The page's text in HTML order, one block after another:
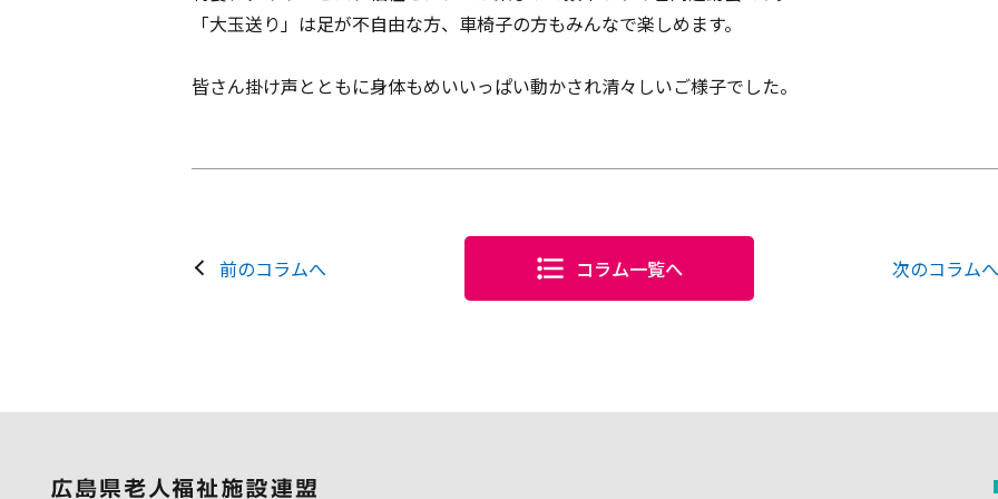
「大玉送り」は足が不自由な方、車椅子の方もみんなで楽しめます。
皆さん掛け声とともに身体もめいいっぱい動かされ清々しいご様子でした。
前のコラムへ コラム一覧へ 次のコラムへ